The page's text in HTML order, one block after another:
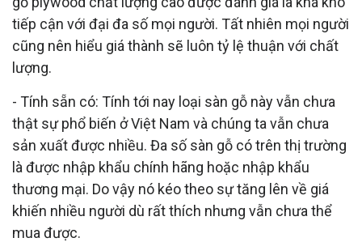
tiếp cận với đại đa số mọi người. Tất nhiên mọi người
cũng nên hiểu giá thành sẽ luôn tỷ lệ thuận với chất
lượng.
- Tính sẵn có: Tính tới nay loại sàn gỗ này vẫn chưa
thật sự phổ biến ở Việt Nam và chúng ta vẫn chưa
sản xuất được nhiều. Đa số sàn gỗ có trên thị trường
là được nhập khẩu chính hãng hoặc nhập khẩu
thương mại. Do vậy nó kéo theo sự tăng lên về giá
khiến nhiều người dù rất thích nhưng vẫn chưa thể
mua được.